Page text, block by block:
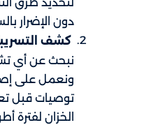
لتحديد طرق
دون الإضرار
كشف
نبحث عن أي
ونعمل على
توصيات قبل
الخزان لفترة